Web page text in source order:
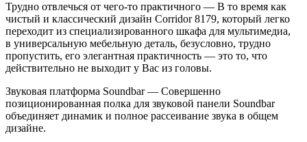
Трудно отвлечься от чего-то практичного — В то время как
чистый и классический дизайн Corridor 8179, который легко
переходит из специализированного шкафа для мультимедиа,
в универсальную мебельную деталь, безусловно, трудно
пропустить, его элегантная практичность — это то, что
действительно не выходит у Вас из головы.
Звуковая платформа Soundbar — Совершенно
позиционированная полка для звуковой панели Soundbar
объединяет динамик и полное рассеивание звука в общем
дизайне.